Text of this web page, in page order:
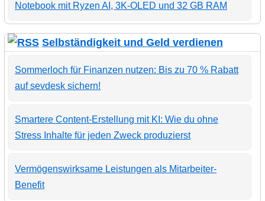
Notebook mit Ryzen AI, 3K-OLED und 32 GB RAM
Selbständigkeit und Geld verdienen
Sommerloch für Finanzen nutzen: Bis zu 70 % Rabatt
auf sevdesk sichern!
Smartere Content-Erstellung mit KI: Wie du ohne
Stress Inhalte für jeden Zweck produzierst
Vermögenswirksame Leistungen als Mitarbeiter-
Benefit